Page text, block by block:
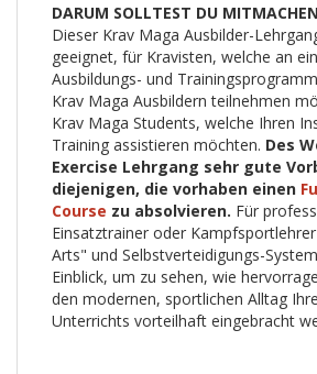
DARUM SOLLTEST DU MITMACHEN
Dieser Krav Maga Ausbilder-
geeignet, für Kravisten, welche an
Ausbildungs- und
Krav Maga Ausbildern teilnehmen
Krav Maga Students, welche Ihren
Training assistieren möchten. Des
Exercise Lehrgang sehr gute
diejenigen, die vorhaben einen
Course zu absolvieren. Für
Einsatztrainer oder
Arts" und Selbstverteidigungs-
Einblick, um zu sehen, wie
den modernen, sportlichen Alltag
Unterrichts vorteilhaft eingebracht